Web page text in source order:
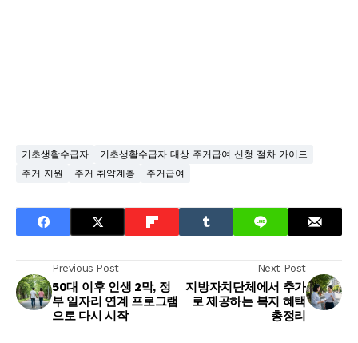
기초생활수급자
기초생활수급자 대상 주거급여 신청 절차 가이드
주거 지원
주거 취약계층 주거급여
Previous Post
50대 이후 인생 2막, 정
부 일자리 연계 프로그램
으로 다시 시작
Next Post
지방자치단체에서 추가
로 제공하는 복지 혜택
총정리